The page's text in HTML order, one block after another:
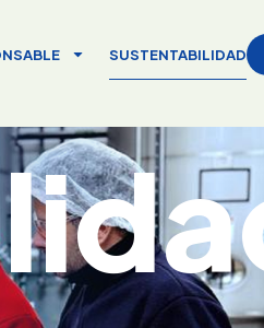
SUSTENTABILIDAD